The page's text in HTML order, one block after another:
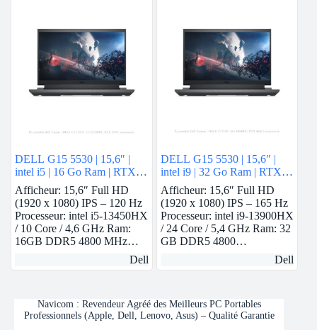
DELL G15 5530 | 15,6″ |
intel i5 | 16 Go Ram | RTX
3050
Afficheur: 15,6″ Full HD
(1920 x 1080) IPS – 120 Hz
Processeur: intel i5-13450HX
/ 10 Core / 4,6 GHz Ram:
16GB DDR5 4800 MHz…
Dell
DELL G15 5530 | 15,6″ |
intel i9 | 32 Go Ram | RTX
4060
Afficheur: 15,6″ Full HD
(1920 x 1080) IPS – 165 Hz
Processeur: intel i9-13900HX
/ 24 Core / 5,4 GHz Ram: 32
GB DDR5 4800…
Dell
Navicom : Revendeur Agréé des Meilleurs PC Portables
Professionnels (Apple, Dell, Lenovo, Asus) – Qualité Garantie